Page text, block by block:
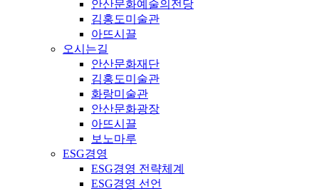
안산문화예술의전당
김홍도미술관
아뜨시끌
오시는길
안산문화재단
김홍도미술관
화랑미술관
안산문화광장
아뜨시끌
보노마루
ESG경영
ESG경영 전략체계
ESG경영 선언